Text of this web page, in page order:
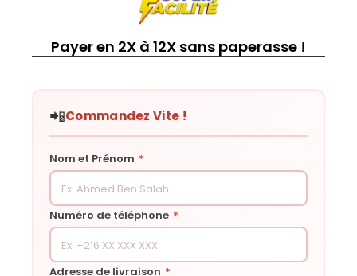
Payer en 2X à 12X sans paperasse !
📲Commandez Vite !
Nom et Prénom *
Numéro de téléphone *
Adresse de livraison *